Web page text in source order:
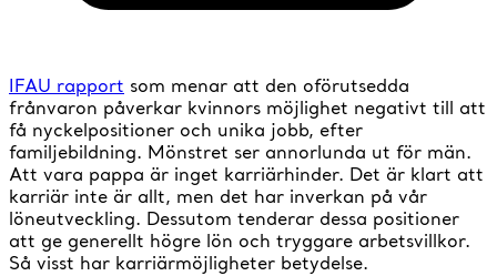
IFAU rapport som menar att den oförutsedda
frånvaron påverkar kvinnors möjlighet negativt till att
få nyckelpositioner och unika jobb, efter
familjebildning. Mönstret ser annorlunda ut för män.
Att vara pappa är inget karriärhinder. Det är klart att
karriär inte är allt, men det har inverkan på vår
löneutveckling. Dessutom tenderar dessa positioner
att ge generellt högre lön och tryggare arbetsvillkor.
Så visst har karriärmöjligheter betydelse.